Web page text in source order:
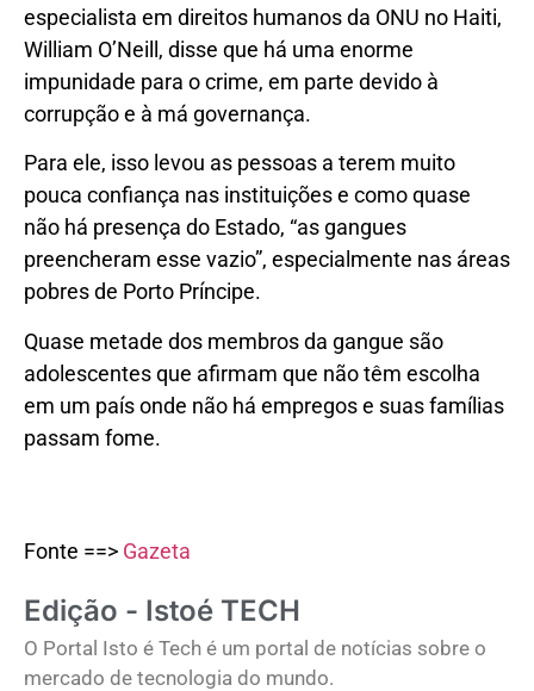
especialista em direitos humanos da ONU no Haiti,
William O’Neill, disse que há uma enorme
impunidade para o crime, em parte devido à
corrupção e à má governança.
Para ele, isso levou as pessoas a terem muito
pouca confiança nas instituições e como quase
não há presença do Estado, “as gangues
preencheram esse vazio”, especialmente nas áreas
pobres de Porto Príncipe.
Quase metade dos membros da gangue são
adolescentes que afirmam que não têm escolha
em um país onde não há empregos e suas famílias
passam fome.
Fonte ==> Gazeta
Edição - Istoé TECH
O Portal Isto é Tech é um portal de notícias sobre o
mercado de tecnologia do mundo.